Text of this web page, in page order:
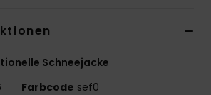
Schneejacke
Farbcode sef0